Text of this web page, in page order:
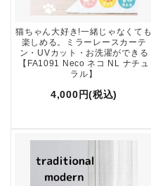
猫ちゃん大好き!一緒じゃなくても
楽しめる。ミラーレースカーテ
ン・UVカット・お洗濯ができる
【FA1091 Neco ネコ NL ナチュ
ラル】
4,000円(税込)